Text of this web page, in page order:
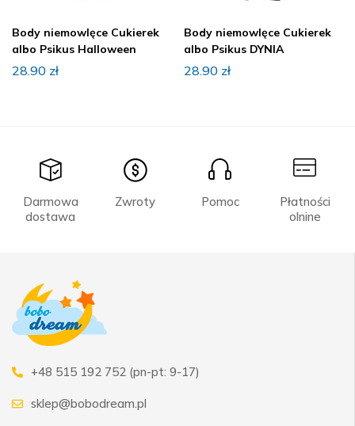
Body niemowlęce Cukierek
albo Psikus Halloween
28.90 zł
Body niemowlęce Cukierek
albo Psikus DYNIA
28.90 zł
Darmowa
dostawa
Zwroty Pomoc
Płatności
olnine
+48 515 192 752 (pn-pt: 9-17)
sklep@bobodream.pl